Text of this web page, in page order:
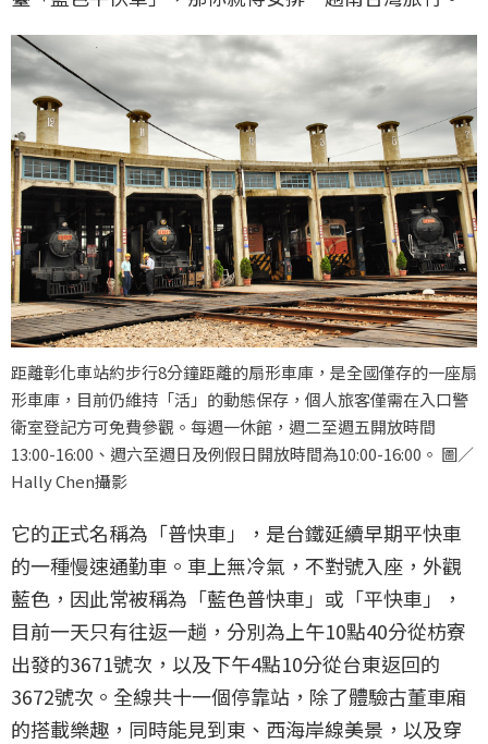
距離彰化車站約步行8分鐘距離的扇形車庫，是全國僅存的一座扇
形車庫，目前仍維持「活」的動態保存，個人旅客僅需在入口警
衛室登記方可免費參觀。每週一休館，週二至週五開放時間
13:00-16:00、週六至週日及例假日開放時間為10:00-16:00。 圖／
Hally Chen攝影
它的正式名稱為「普快車」，是台鐵延續早期平快車
的一種慢速通勤車。車上無冷氣，不對號入座，外觀
藍色，因此常被稱為「藍色普快車」或「平快車」，
目前一天只有往返一趟，分別為上午10點40分從枋寮
出發的3671號次，以及下午4點10分從台東返回的
3672號次。全線共十一個停靠站，除了體驗古董車廂
的搭載樂趣，同時能見到東、西海岸線美景，以及穿